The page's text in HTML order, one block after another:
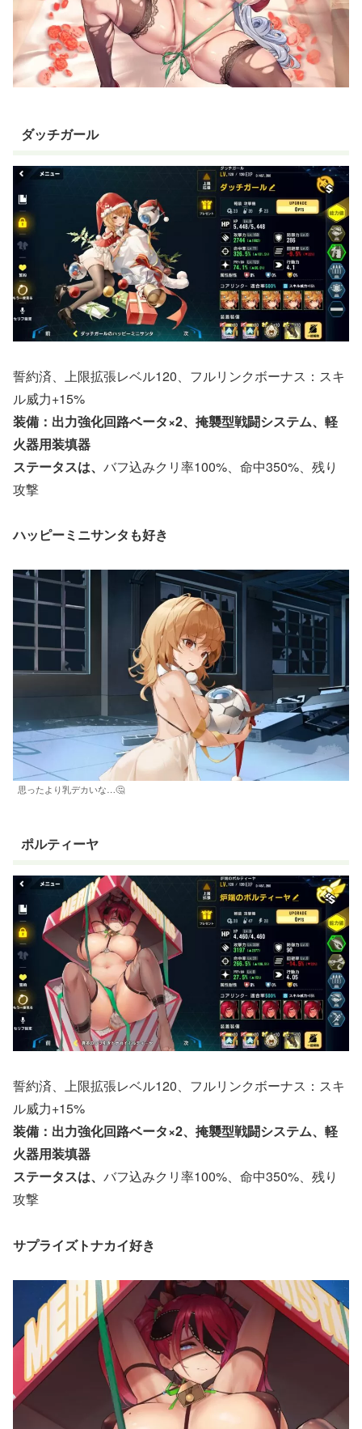
ダッチガール
誓約済、上限拡張レベル120、フルリンクボーナス：スキ
ル威力+15%
装備：出力強化回路ベータ×2、掩襲型戦闘システム、軽
火器用装填器
ステータスは、 バフ込みクリ率100%、命中350%、残り
攻撃
ハッピーミニサンタも好き
思ったより乳デカいな…🤔
ポルティーヤ
誓約済、上限拡張レベル120、フルリンクボーナス：スキ
ル威力+15%
装備：出力強化回路ベータ×2、掩襲型戦闘システム、軽
火器用装填器
ステータスは、 バフ込みクリ率100%、命中350%、残り
攻撃
サプライズトナカイ好き